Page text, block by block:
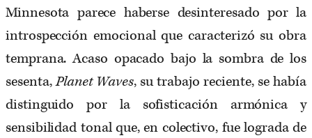
Minnesota parece haberse desinteresado por la
introspección emocional que caracterizó su obra
temprana. Acaso opacado bajo la sombra de los
sesenta,Planet Waves, su trabajo reciente, se había
distinguido por la sofisticación armónica y
sensibilidad tonal que, en colectivo, fue lograda de